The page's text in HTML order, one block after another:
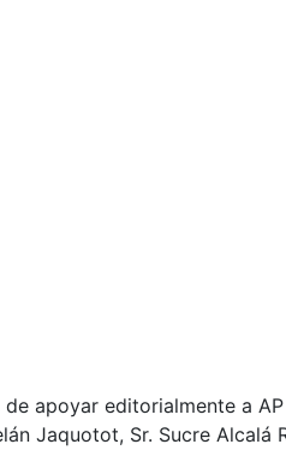
de apoyar editorialmente a
Jaquotot, Sr. Sucre Alcalá